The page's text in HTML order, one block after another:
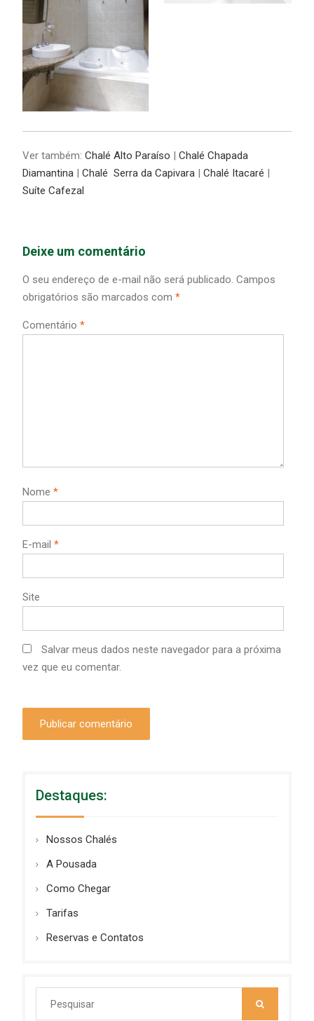
Ver também: Chalé Alto Paraíso
Chalé Chapada
Diamantina| Chalé Serra da Capivara| Chalé Itacaré
Suíte Cafezal
Deixe um comentário
O seu endereço de e-mail não será publicado. Campos
obrigatórios são marcados com *
Comentário *
Nome *
E-mail *
Site
Salvar meus dados neste navegador para a próxima
vez que eu comentar.
Destaques:
Nossos Chalés
A Pousada
Como Chegar
Tarifas
Reservas e Contatos